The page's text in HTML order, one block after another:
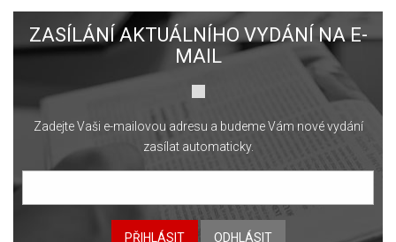
ZASÍLÁNÍ AKTUÁLNÍHO VYDÁNÍ NA E-
MAIL
Zadejte Vaši e-mailovou adresu a budeme Vám nové vydání
zasílat automaticky.
PŘIHLÁSIT ODHLÁSIT